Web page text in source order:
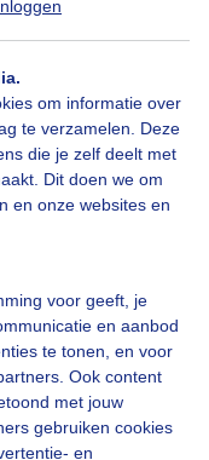
om informatie over
te verzamelen. Deze
die je zelf deelt met
Dit doen we om
en onze websites en
voor geeft, je
en aanbod
te tonen, en voor
Ook content
met jouw
gebruiken cookies
en